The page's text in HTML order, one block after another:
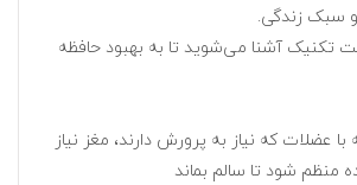
و سبک زندگی.
تکنیک آشنا می‌شوید تا به بهبود حافظه
عضلات که نیاز به پرورش دارند، مغز نیاز
منظم شود تا سالم بماند